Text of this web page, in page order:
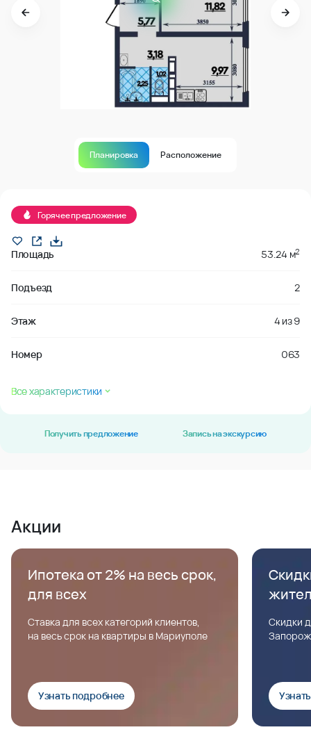
Планировка Расположение
Горячее предложение
Площадь 53.24 м2
Подъезд 2
Этаж 4 из9
Номер 063
Все характеристики
Получить предложение Запись на экскурсию
Акции
Ипотека от 2% на весь срок,
для всех
Ставка для всех категорий клиентов,
на весь срок на квартиры в Мариуполе
Узнать подробнее
Скидки